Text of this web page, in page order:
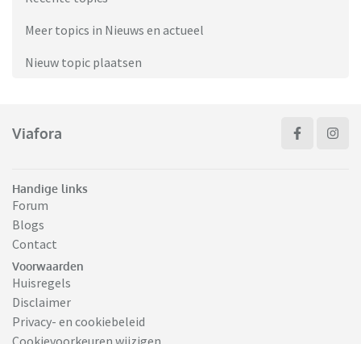
Meer topics in Nieuws en actueel
Nieuw topic plaatsen
Viafora
Handige links
Forum
Blogs
Contact
Voorwaarden
Huisregels
Disclaimer
Privacy- en cookiebeleid